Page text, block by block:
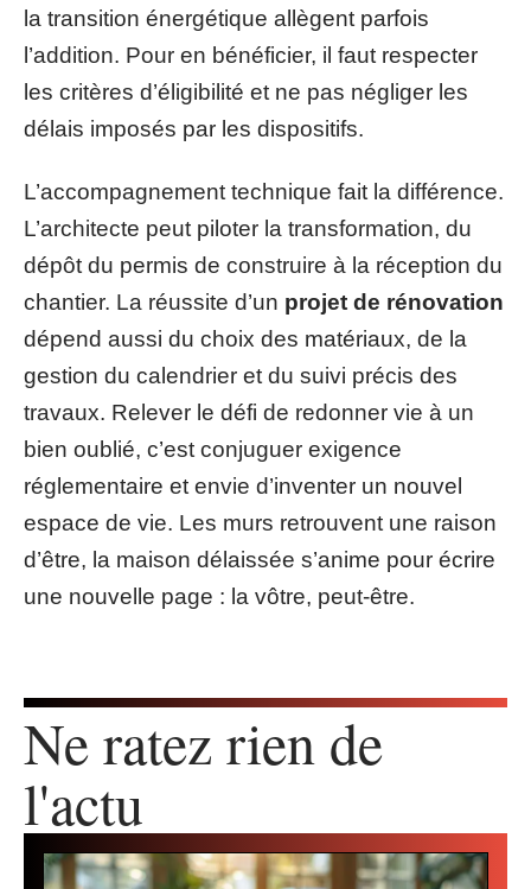
la transition énergétique allègent parfois
l’addition. Pour en bénéficier, il faut respecter
les critères d’éligibilité et ne pas négliger les
délais imposés par les dispositifs.
L’accompagnement technique fait la différence.
L’architecte peut piloter la transformation, du
dépôt du permis de construire à la réception du
chantier. La réussite d’un projet de rénovation
dépend aussi du choix des matériaux, de la
gestion du calendrier et du suivi précis des
travaux. Relever le défi de redonner vie à un
bien oublié, c’est conjuguer exigence
réglementaire et envie d’inventer un nouvel
espace de vie. Les murs retrouvent une raison
d’être, la maison délaissée s’anime pour écrire
une nouvelle page : la vôtre, peut-être.
Ne ratez rien de
l'actu